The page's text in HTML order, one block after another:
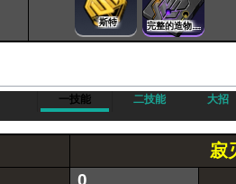
斯特 完整的造物晶片
一技能 二技能 大招
寂
0